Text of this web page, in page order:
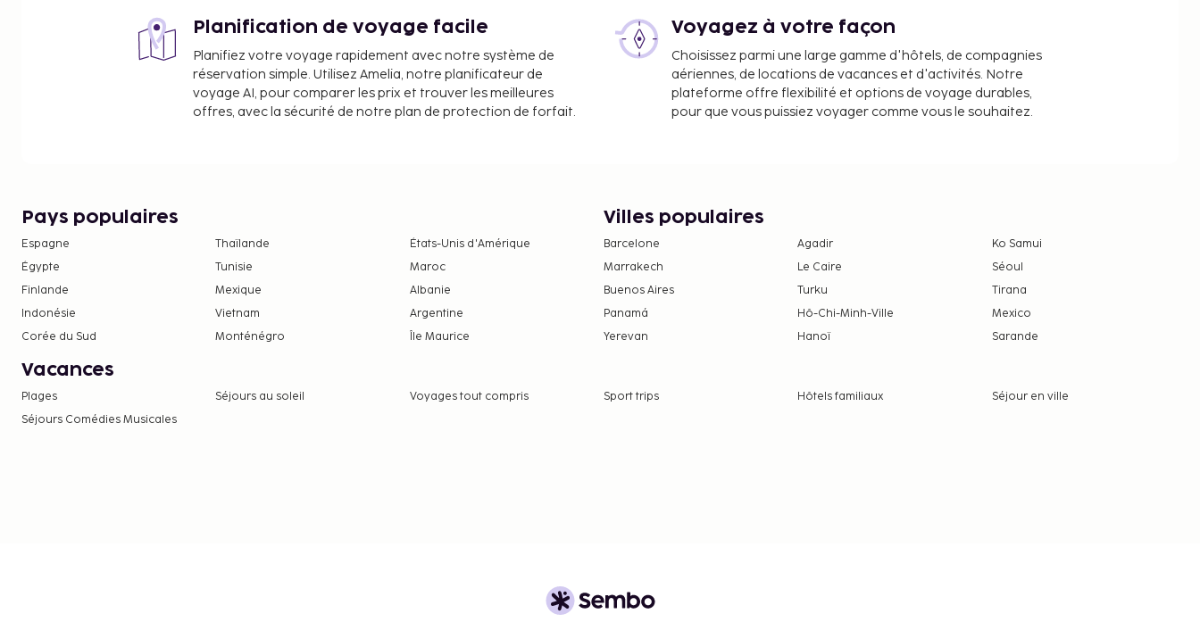
Planification de voyage facile
Planifiez votre voyage rapidement avec notre système de
réservation simple. Utilisez Amelia, notre planificateur de
voyage AI, pour comparer les prix et trouver les meilleures
offres, avec la sécurité de notre plan de protection de forfait.
Voyagez à votre façon
Choisissez parmi une large gamme d'hôtels, de compagnies
aériennes, de locations de vacances et d'activités. Notre
plateforme offre flexibilité et options de voyage durables,
pour que vous puissiez voyager comme vous le souhaitez.
Pays populaires
Espagne Thaïlande
États-Unis d'Amérique
Égypte
Tunisie
Maroc
Finlande
Mexique
Albanie
Indonésie
Vietnam
Argentine
Corée du Sud
Monténégro Île Maurice
Villes populaires
Barcelone Agadir
Ko Samui
Marrakech
Le Caire
Séoul
Buenos Aires
Turku
Tirana
Panamá
Hô-Chi-Minh-Ville
Mexico
Yerevan
Hanoï Sarande
Vacances
Plages Séjours au soleil Voyages tout compris Sport trips Hôtels familiaux
Séjour en ville
Séjours Comédies Musicales